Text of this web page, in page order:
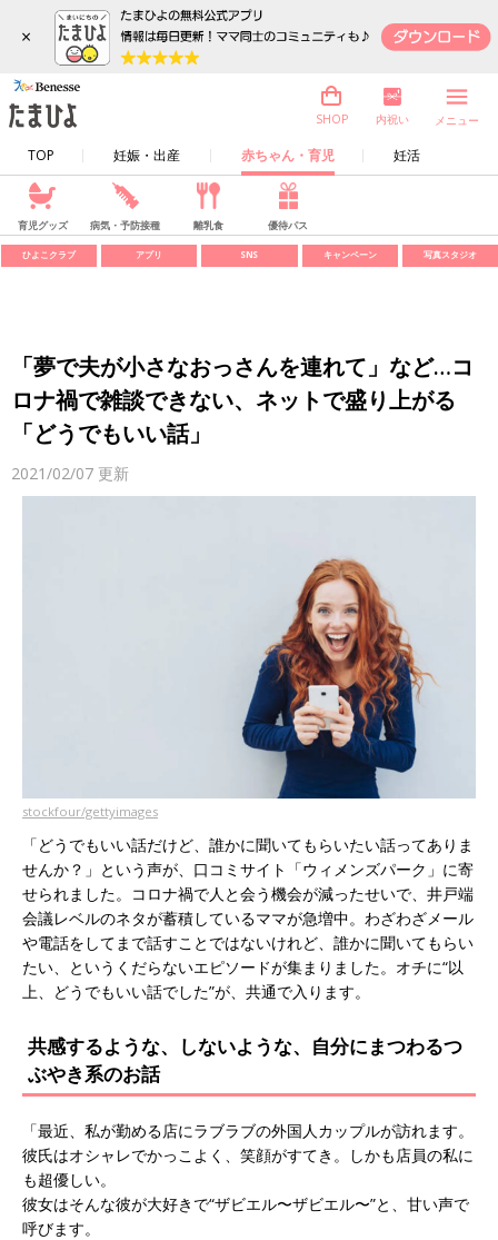
×
TOP 妊娠・出産 赤ちゃん・育児 妊活
SHOP 内祝い メニュー
育児グッズ 病気・予防接種 離乳食 優待パス
ひよこクラブ アプリ SNS キャンペーン 写真スタジオ
「夢で夫が小さなおっさんを連れて」など…コ
ロナ禍で雑談できない、ネットで盛り上がる
「どうでもいい話」
2021/02/07 更新
stockfour/gettyimages
「どうでもいい話だけど、誰かに聞いてもらいたい話ってありま
せんか？」という声が、口コミサイト「ウィメンズパーク」に寄
せられました。コロナ禍で人と会う機会が減ったせいで、井戸端
会議レベルのネタが蓄積しているママが急増中。わざわざメール
や電話をしてまで話すことではないけれど、誰かに聞いてもらい
たい、というくだらないエピソードが集まりました。オチに“以
上、どうでもいい話でした”が、共通で入ります。
共感するような、しないような、自分にまつわるつ
ぶやき系のお話
「最近、私が勤める店にラブラブの外国人カップルが訪れます。
彼氏はオシャレでかっこよく、笑顔がすてき。しかも店員の私に
も超優しい。
彼女はそんな彼が大好きで“ザビエル〜ザビエル〜”と、甘い声で
呼びます。